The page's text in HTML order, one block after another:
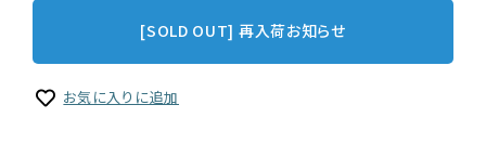
[SOLD OUT] 再入荷お知らせ
お気に入りに追加